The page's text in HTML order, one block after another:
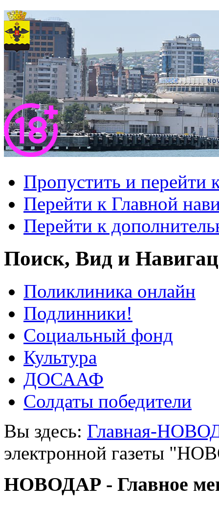
Пропустить и перейти
Перейти к Главной
Перейти к
Поиск, Вид и
Поликлиника онлайн
Подлинники!
Социальный фонд
Культура
ДОСААФ
Солдаты победители
Вы здесь: Главная-
электронной газеты
НОВОДАР - Главное